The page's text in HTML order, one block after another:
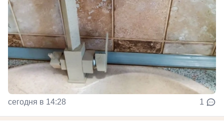
сегодня в 14:28 1